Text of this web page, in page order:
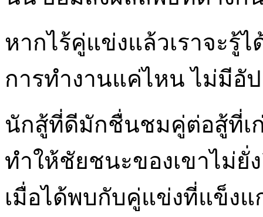
หากไร้คู่แข่งแล้วเราจะรู้
การทำงานแค่ไหน ไม่มีอั
นักสู้ที่ดีมักชื่นชมคู่ต่อสู้ที่เ
ทำให้ชัยชนะของเขาไม่
เมื่อได้พบกับคู่แข่งที่แข็งแ